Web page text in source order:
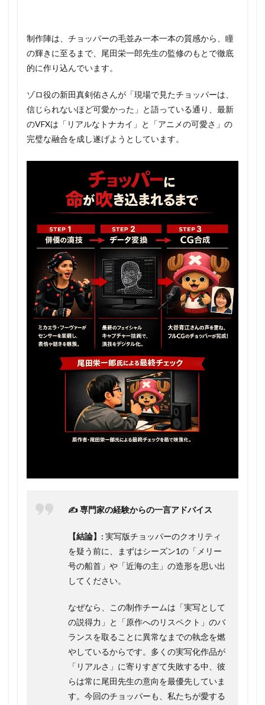
制作陣は、チョッパーの毛並み一本一本の質感から、瞳
の輝きに至るまで、尾田栄一郎先生の監修のもとで徹底
的に作り込んでいます。
ゾロ役の新田真剣佑さんが「現場で見たチョッパーは、
信じられないほど可愛かった」と語っている通り、最新
のVFXは「リアルなトナカイ」と「アニメの可愛さ」の
完璧な融合を成し遂げようとしています。
✍️ 専門家の経験からの一言アドバイス
【結論】: 実写版チョッパーのクオリティ
を疑う前に、まずはシーズン1の「メリー
号の船首」や「近海の主」の造形を思い出
してください。
なぜなら、この制作チームは「実写として
の説得力」と「原作へのリスペクト」のバ
ランスを取ることに異常なまでの執念を燃
やしているからです。多くの実写化作品が
「リアルさ」に寄りすぎて失敗する中、彼
らは常に尾田先生の意向を最優先していま
す。今回のチョッパーも、私たちが愛する